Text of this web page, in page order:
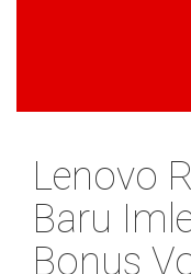
Lenovo
Baru
Bonus